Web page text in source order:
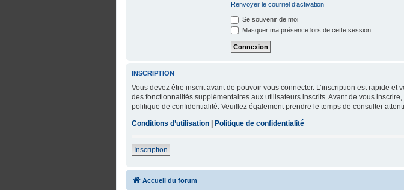
Renvoyer le courriel d’activation
Se souvenir de moi
Masquer ma présence lors de cette session
INSCRIPTION
Vous devez être inscrit avant de pouvoir vous connecter. L’inscription est rapide
des fonctionnalités supplémentaires aux utilisateurs inscrits. Avant de vous
politique de confidentialité. Veuillez également prendre le temps de consulter
Conditions d’utilisation | Politique de confidentialité
Inscription
Accueil du forum